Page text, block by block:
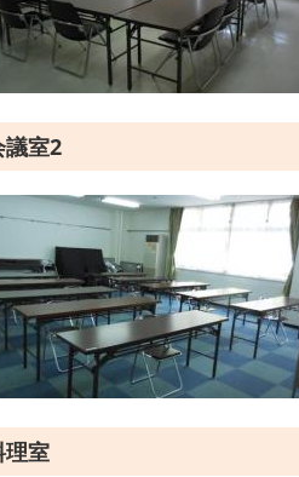
議室2
理室